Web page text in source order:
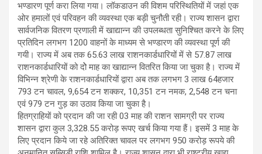
भण्डारण पूर्ण करा लिया गया। लॉकडाउन की विशम परिस्थितियों में जहां एक
ओर हमालों एवं परिवहन की व्यवस्था एक बड़ी चुनौती रही। राज्य शासन द्वारा
सार्वजनिक वितरण प्रणाली में खाद्यान्न की उपलब्धता सुनिश्चित करने के लिए
प्रतिदिन लगभग 1200 वाहनों के माध्यम से भण्डारण की व्यवस्था पूर्ण की
गयी। राज्य में अब तक 65.63 लाख राशनकार्डधारियों में से 57.87 लाख
राशनकार्डधारियों को दोे माह का खाद्यान्न वितरित किया जा चुका है। राज्य में
विभिन्न श्रेणी के राशनकार्डधारियों द्वारा अब तक लगभग 3 लाख 64हजार
793 टन चावल, 9,654 टन शक्कर, 10,351 टन नमक, 2,548 टन चना
एवं 979 टन गुड़ का उठाव किया जा चुका है।
हितग्राहियों को प्रदान की जा रही 03 माह की राशन सामग्री पर राज्य
शासन द्वारा कुल 3,328.55 करोड़ रूपए खर्च किया गया हैं। इसमें 3 माह के
लिए प्रदान किये जा रहे अतिरिक्त चावल पर लगभग 950 करोड़ रूपये की